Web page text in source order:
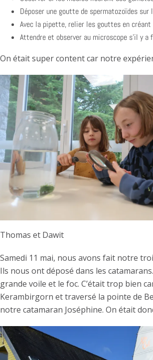
Déposer une goutte de spermatozoïdes
Avec la pipette, relier les gouttes en créant
Attendre et observer au microscope s’il y a
On était super content car notre
Thomas et Dawit
Samedi 11 mai, nous avons fait notre
Ils nous ont déposé dans les
grande voile et le foc. C’était trop bien
Kerambirgorn et traversé la pointe de
notre catamaran Joséphine. On était